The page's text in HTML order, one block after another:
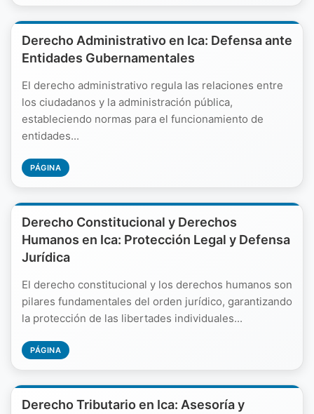
Derecho Administrativo en Ica: Defensa ante
Entidades Gubernamentales
El derecho administrativo regula las relaciones entre
los ciudadanos y la administración pública,
estableciendo normas para el funcionamiento de
entidades...
PÁGINA
Derecho Constitucional y Derechos
Humanos en Ica: Protección Legal y Defensa
Jurídica
El derecho constitucional y los derechos humanos son
pilares fundamentales del orden jurídico, garantizando
la protección de las libertades individuales...
PÁGINA
Derecho Tributario en Ica: Asesoría y